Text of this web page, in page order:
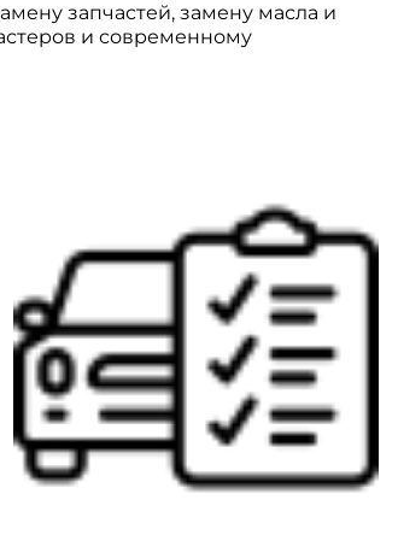
запчастей, замену масла и
и современному